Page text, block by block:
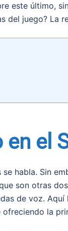
este último,
del juego? La
el
habla. Sin
son otras
de voz. Aquí
la